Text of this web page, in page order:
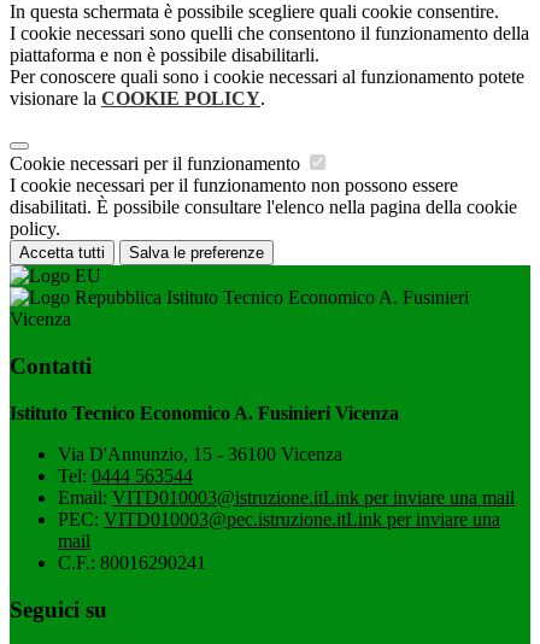
In questa schermata è possibile scegliere quali cookie consentire.
I cookie necessari sono quelli che consentono il funzionamento della
piattaforma e non è possibile disabilitarli.
Per conoscere quali sono i cookie necessari al funzionamento potete
visionare la COOKIE POLICY.
Cookie necessari per il funzionamento
I cookie necessari per il funzionamento non possono essere
disabilitati. È possibile consultare l'elenco nella pagina della cookie
policy.
Accetta tutti Salva le preferenze
Istituto Tecnico Economico A. Fusinieri
Vicenza
Contatti
Istituto Tecnico Economico A. Fusinieri Vicenza
Via D'Annunzio, 15 - 36100 Vicenza
Tel: 0444 563544
Email: VITD010003@istruzione.itLink per inviare una mail
PEC: VITD010003@pec.istruzione.itLink per inviare una
mail
C.F.: 80016290241
Seguici su